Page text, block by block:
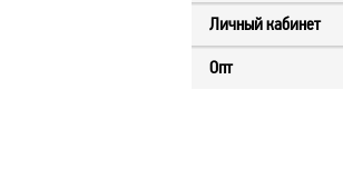
Личный кабинет
Опт